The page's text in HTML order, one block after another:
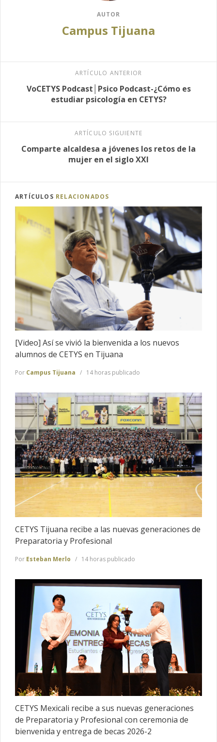
AUTOR
Campus Tijuana
ARTÍCULO ANTERIOR
VoCETYS Podcast│Psico Podcast-¿Cómo es
estudiar psicología en CETYS?
ARTÍCULO SIGUIENTE
Comparte alcaldesa a jóvenes los retos de la
mujer en el siglo XXI
ARTÍCULOS RELACIONADOS
[Video] Así se vivió la bienvenida a los nuevos
alumnos de CETYS en Tijuana
Por Campus Tijuana 14 horas publicado
CETYS Tijuana recibe a las nuevas generaciones de
Preparatoria y Profesional
Por Esteban Merlo 14 horas publicado
CETYS Mexicali recibe a sus nuevas generaciones
de Preparatoria y Profesional con ceremonia de
bienvenida y entrega de becas 2026-2